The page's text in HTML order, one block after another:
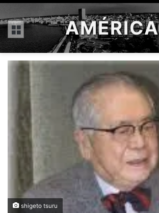
Menú
shigeto tsuru